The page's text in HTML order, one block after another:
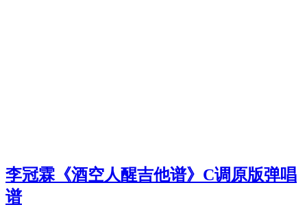
李冠霖《酒空人醒吉他谱》C调原版弹唱
谱